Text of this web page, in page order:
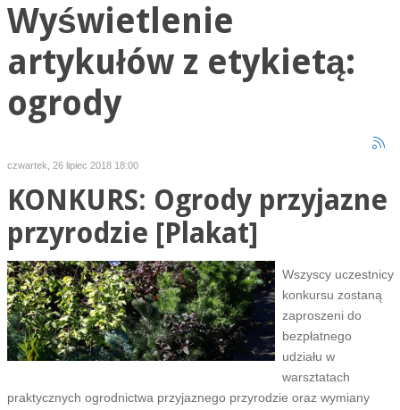
Wyświetlenie
artykułów z etykietą:
ogrody
czwartek, 26 lipiec 2018 18:00
KONKURS: Ogrody przyjazne
przyrodzie [Plakat]
Wszyscy uczestnicy
konkursu zostaną
zaproszeni do
bezpłatnego
udziału w
warsztatach
praktycznych ogrodnictwa przyjaznego przyrodzie oraz wymiany